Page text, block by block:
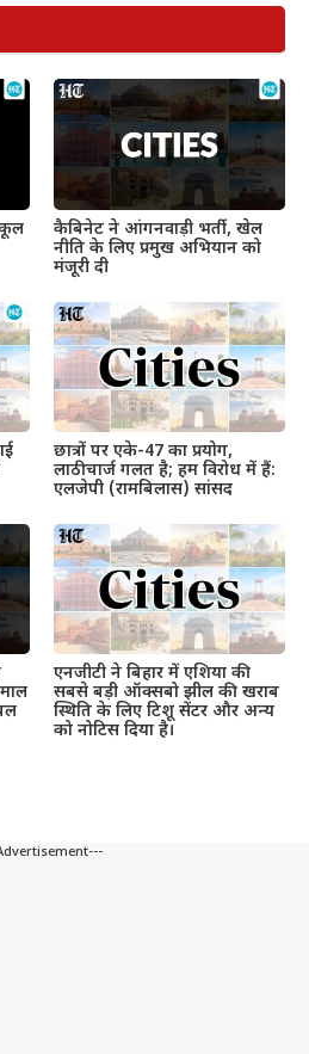
कैबिनेट ने आंगनवाड़ी भर्ती, खेल
नीति के लिए प्रमुख अभियान को
मंजूरी दी
छात्रों पर एके-47 का प्रयोग,
लाठीचार्ज गलत है; हम विरोध में हैं:
एलजेपी (रामबिलास) सांसद
एनजीटी ने बिहार में एशिया की
सबसे बड़ी ऑक्सबो झील की खराब
स्थिति के लिए टिशू सेंटर और अन्य
को नोटिस दिया है।